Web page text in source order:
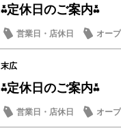
⁂定休日のご案内⁂
営業日・店休日 オー
末広
⁂定休日のご案内⁂
営業日・店休日 オー